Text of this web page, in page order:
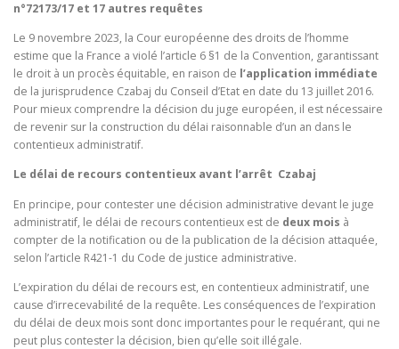
n°72173/17 et 17 autres requêtes
Le 9 novembre 2023, la Cour européenne des droits de l’homme
estime que la France a violé l’article 6 §1 de la Convention, garantissant
le droit à un procès équitable, en raison de l’application immédiate
de la jurisprudence Czabaj du Conseil d’Etat en date du 13 juillet 2016.
Pour mieux comprendre la décision du juge européen, il est nécessaire
de revenir sur la construction du délai raisonnable d’un an dans le
contentieux administratif.
Le délai de recours contentieux avant l’arrêt Czabaj
En principe, pour contester une décision administrative devant le juge
administratif, le délai de recours contentieux est de deux mois à
compter de la notification ou de la publication de la décision attaquée,
selon l’article R421-1 du Code de justice administrative.
L’expiration du délai de recours est, en contentieux administratif, une
cause d’irrecevabilité de la requête. Les conséquences de l’expiration
du délai de deux mois sont donc importantes pour le requérant, qui ne
peut plus contester la décision, bien qu’elle soit illégale.